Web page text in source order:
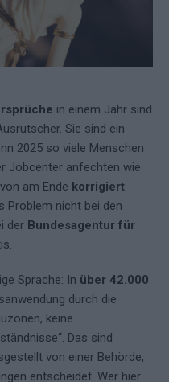
in einem Jahr sind
Sie sind ein
2025 so viele Menschen
Jobcenter anfechten wie
am Ende korrigiert
Problem nicht bei den
der Bundesagentur für
Sprache: In über 42.000
durch die
keine
Das sind
von einer Behörde,
entscheidet. Wer hier